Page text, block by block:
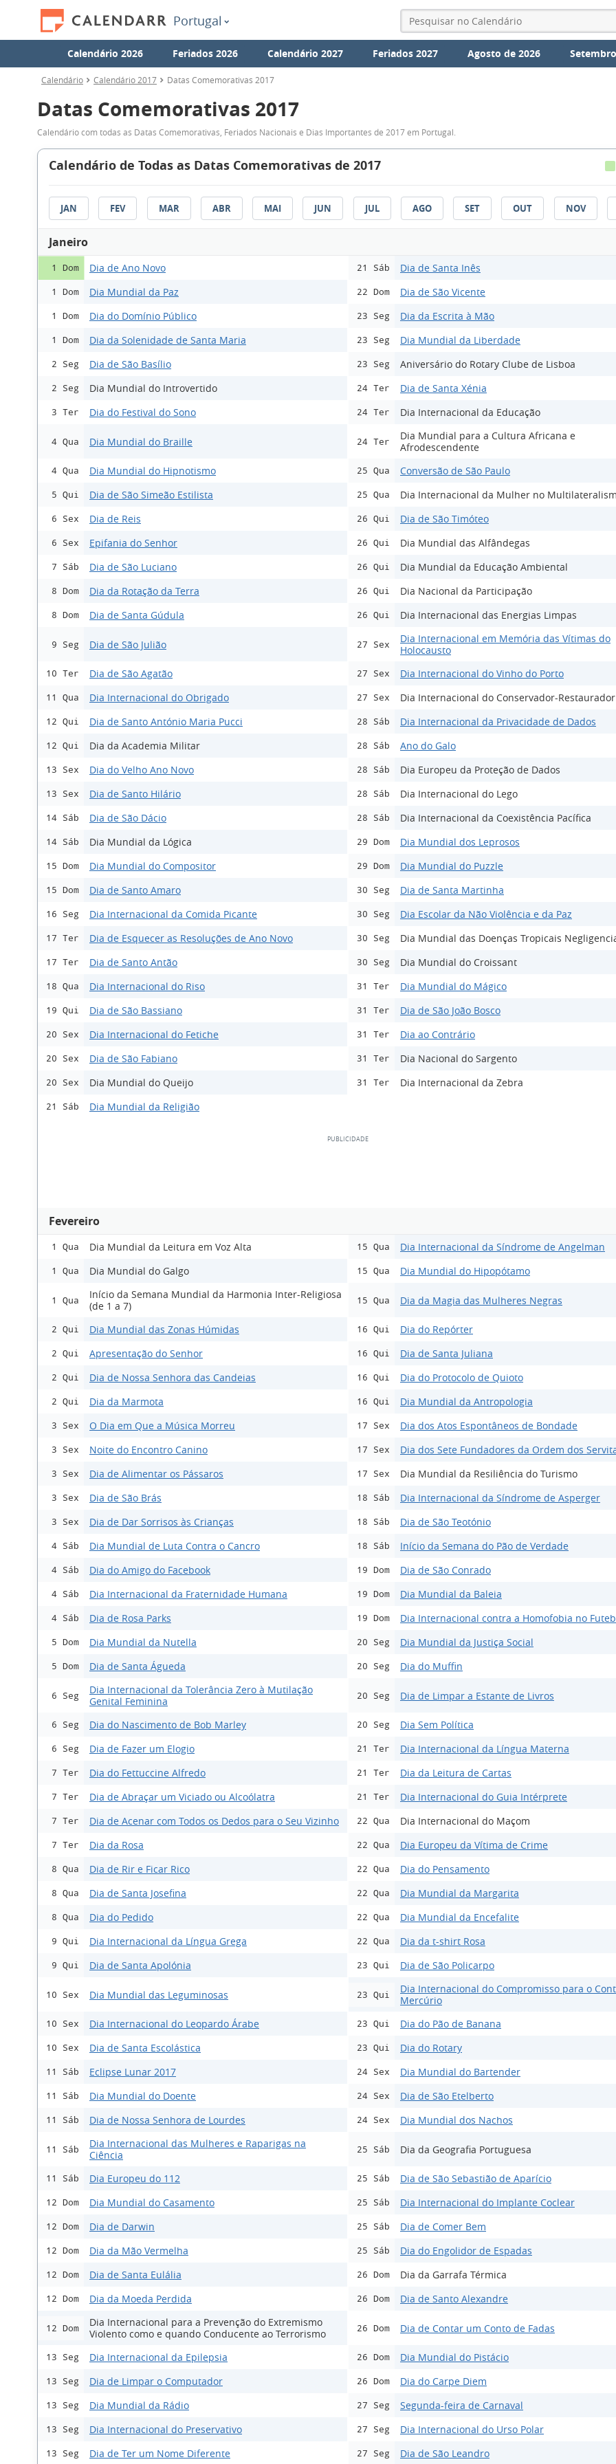
Portugal
Calendário 2026 Feriados 2026 Calendário 2027 Feriados 2027 Agosto de 2026
Calendário Calendário 2017 Datas Comemorativas 2017
Datas Comemorativas 2017
Calendário com todas as Datas Comemorativas, Feriados Nacionais e Dias Importantes de 2017 em Portugal.
Calendário de Todas as Datas Comemorativas de 2017
JAN FEV MAR ABR MAI JUN JUL AGO SET OUT NOV
Janeiro
1 Dom Dia de Ano Novo
1 Dom Dia Mundial da Paz
1 Dom Dia do Domínio Público
1 Dom Dia da Solenidade de Santa Maria
2 Seg Dia de São Basílio
2 Seg Dia Mundial do Introvertido
3 Ter Dia do Festival do Sono
4 Qua Dia Mundial do Braille
4 Qua Dia Mundial do Hipnotismo
5 Qui Dia de São Simeão Estilista
6 Sex Dia de Reis
6 Sex Epifania do Senhor
7 Sáb Dia de São Luciano
8 Dom Dia da Rotação da Terra
8 Dom Dia de Santa Gúdula
9 Seg Dia de São Julião
10 Ter Dia de São Agatão
11 Qua Dia Internacional do Obrigado
12 Qui Dia de Santo António Maria Pucci
12 Qui Dia da Academia Militar
13 Sex Dia do Velho Ano Novo
13 Sex Dia de Santo Hilário
14 Sáb Dia de São Dácio
14 Sáb Dia Mundial da Lógica
15 Dom Dia Mundial do Compositor
15 Dom Dia de Santo Amaro
16 Seg Dia Internacional da Comida Picante
17 Ter Dia de Esquecer as Resoluções de Ano Novo
17 Ter Dia de Santo Antão
18 Qua Dia Internacional do Riso
19 Qui Dia de São Bassiano
20 Sex Dia Internacional do Fetiche
20 Sex Dia de São Fabiano
20 Sex Dia Mundial do Queijo
21 Sáb Dia Mundial da Religião
21 Sáb Dia de Santa Inês
22 Dom Dia de São Vicente
23 Seg Dia da Escrita à Mão
23 Seg Dia Mundial da Liberdade
23 Seg Aniversário do Rotary Clube de Lisboa
24 Ter Dia de Santa Xénia
24 Ter Dia Internacional da Educação
24 Ter
Dia Mundial para a Cultura Africana e
Afrodescendente
25 Qua Conversão de São Paulo
25 Qua Dia Internacional da Mulher no
26 Qui Dia de São Timóteo
26 Qui Dia Mundial das Alfândegas
26 Qui Dia Mundial da Educação Ambiental
26 Qui Dia Nacional da Participação
26 Qui Dia Internacional das Energias Limpas
27 Sex
Dia Internacional em Memória das Vítimas do
Holocausto
27 Sex Dia Internacional do Vinho do Porto
27 Sex Dia Internacional do Conservador-Restaurador
28 Sáb Dia Internacional da Privacidade de Dados
28 Sáb Ano do Galo
28 Sáb Dia Europeu da Proteção de Dados
28 Sáb Dia Internacional do Lego
28 Sáb Dia Internacional da Coexistência Pacífica
29 Dom Dia Mundial dos Leprosos
29 Dom Dia Mundial do Puzzle
30 Seg Dia de Santa Martinha
30 Seg Dia Escolar da Não Violência e da Paz
30 Seg Dia Mundial das Doenças Tropicais
30 Seg Dia Mundial do Croissant
31 Ter Dia Mundial do Mágico
31 Ter Dia de São João Bosco
31 Ter Dia ao Contrário
31 Ter Dia Nacional do Sargento
31 Ter Dia Internacional da Zebra
Fevereiro
1 Qua Dia Mundial da Leitura em Voz Alta
1 Qua Dia Mundial do Galgo
1 Qua
Início da Semana Mundial da Harmonia Inter-Religiosa
(de 1 a 7)
2 Qui Dia Mundial das Zonas Húmidas
2 Qui Apresentação do Senhor
2 Qui Dia de Nossa Senhora das Candeias
2 Qui Dia da Marmota
3 Sex O Dia em Que a Música Morreu
3 Sex Noite do Encontro Canino
3 Sex Dia de Alimentar os Pássaros
3 Sex Dia de São Brás
3 Sex Dia de Dar Sorrisos às Crianças
4 Sáb Dia Mundial de Luta Contra o Cancro
4 Sáb Dia do Amigo do Facebook
4 Sáb Dia Internacional da Fraternidade Humana
4 Sáb Dia de Rosa Parks
5 Dom Dia Mundial da Nutella
5 Dom Dia de Santa Águeda
6 Seg
Dia Internacional da Tolerância Zero à Mutilação
Genital Feminina
6 Seg Dia do Nascimento de Bob Marley
6 Seg Dia de Fazer um Elogio
7 Ter Dia do Fettuccine Alfredo
7 Ter Dia de Abraçar um Viciado ou Alcoólatra
7 Ter Dia de Acenar com Todos os Dedos para o Seu Vizinho
7 Ter Dia da Rosa
8 Qua Dia de Rir e Ficar Rico
8 Qua Dia de Santa Josefina
8 Qua Dia do Pedido
9 Qui Dia Internacional da Língua Grega
9 Qui Dia de Santa Apolónia
10 Sex Dia Mundial das Leguminosas
10 Sex Dia Internacional do Leopardo Árabe
10 Sex Dia de Santa Escolástica
11 Sáb Eclipse Lunar 2017
11 Sáb Dia Mundial do Doente
11 Sáb Dia de Nossa Senhora de Lourdes
11 Sáb
Dia Internacional das Mulheres e Raparigas na
Ciência
11 Sáb Dia Europeu do 112
12 Dom Dia Mundial do Casamento
12 Dom Dia de Darwin
12 Dom Dia da Mão Vermelha
12 Dom Dia de Santa Eulália
12 Dom Dia da Moeda Perdida
12 Dom
Dia Internacional para a Prevenção do Extremismo
Violento como e quando Conducente ao Terrorismo
13 Seg Dia Internacional da Epilepsia
13 Seg Dia de Limpar o Computador
13 Seg Dia Mundial da Rádio
13 Seg Dia Internacional do Preservativo
13 Seg Dia de Ter um Nome Diferente
15 Qua Dia Internacional da Síndrome de Angelman
15 Qua Dia Mundial do Hipopótamo
15 Qua Dia da Magia das Mulheres Negras
16 Qui Dia do Repórter
16 Qui Dia de Santa Juliana
16 Qui Dia do Protocolo de Quioto
16 Qui Dia Mundial da Antropologia
17 Sex Dia dos Atos Espontâneos de Bondade
17 Sex Dia dos Sete Fundadores da Ordem dos
17 Sex Dia Mundial da Resiliência do Turismo
18 Sáb Dia Internacional da Síndrome de Asperger
18 Sáb Dia de São Teotónio
18 Sáb Início da Semana do Pão de Verdade
19 Dom Dia de São Conrado
19 Dom Dia Mundial da Baleia
19 Dom Dia Internacional contra a Homofobia no
20 Seg Dia Mundial da Justiça Social
20 Seg Dia do Muffin
20 Seg Dia de Limpar a Estante de Livros
20 Seg Dia Sem Política
21 Ter Dia Internacional da Língua Materna
21 Ter Dia da Leitura de Cartas
21 Ter Dia Internacional do Guia Intérprete
22 Qua Dia Internacional do Maçom
22 Qua Dia Europeu da Vítima de Crime
22 Qua Dia do Pensamento
22 Qua Dia Mundial da Margarita
22 Qua Dia Mundial da Encefalite
22 Qua Dia da t-shirt Rosa
23 Qui Dia de São Policarpo
23 Qui
Dia Internacional do Compromisso para o
Mercúrio
23 Qui Dia do Pão de Banana
23 Qui Dia do Rotary
24 Sex Dia Mundial do Bartender
24 Sex Dia de São Etelberto
24 Sex Dia Mundial dos Nachos
25 Sáb Dia da Geografia Portuguesa
25 Sáb Dia de São Sebastião de Aparício
25 Sáb Dia Internacional do Implante Coclear
25 Sáb Dia de Comer Bem
25 Sáb Dia do Engolidor de Espadas
26 Dom Dia da Garrafa Térmica
26 Dom Dia de Santo Alexandre
26 Dom Dia de Contar um Conto de Fadas
26 Dom Dia Mundial do Pistácio
26 Dom Dia do Carpe Diem
27 Seg Segunda-feira de Carnaval
27 Seg Dia Internacional do Urso Polar
27 Seg Dia de São Leandro